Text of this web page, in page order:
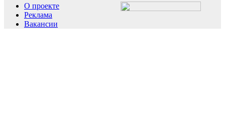
О проекте
Реклама
Вакансии